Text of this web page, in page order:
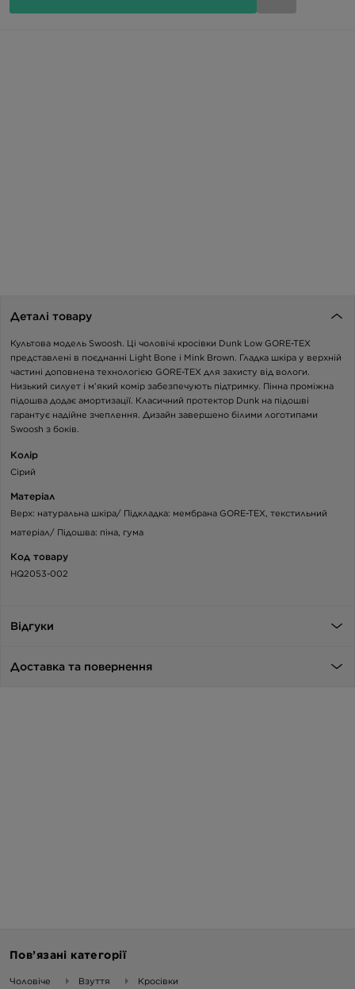
Деталі товару
Культова модель Swoosh. Ці чоловічі кросівки Dunk Low GORE-TEX
представлені в поєднанні Light Bone і Mink Brown. Гладка шкіра у верхній
частині доповнена технологією GORE-TEX для захисту від вологи.
Низький силует і м’який комір забезпечують підтримку. Пінна проміжна
підошва додає амортизації. Класичний протектор Dunk на підошві
гарантує надійне зчеплення. Дизайн завершено білими логотипами
Swoosh з боків.
Колір
Сірий
Матеріал
Верх: натуральна шкіра/ Підкладка: мембрана GORE-TEX, текстильний
матеріал/ Підошва: піна, гума
Код товару
HQ2053-002
Відгуки
Доставка та повернення
Пов’язані категорії
Чоловіче Взуття Кросівки